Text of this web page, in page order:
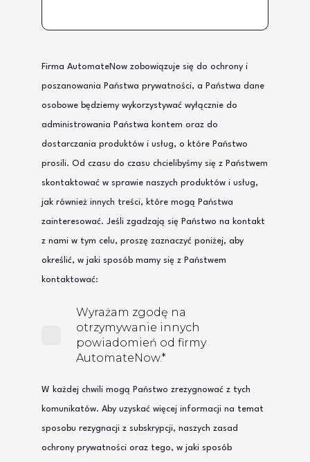
Firma AutomateNow zobowiązuje się do ochrony i
poszanowania Państwa prywatności, a Państwa dane
osobowe będziemy wykorzystywać wyłącznie do
administrowania Państwa kontem oraz do
dostarczania produktów i usług, o które Państwo
prosili. Od czasu do czasu chcielibyśmy się z Państwem
skontaktować w sprawie naszych produktów i usług,
jak również innych treści, które mogą Państwa
zainteresować. Jeśli zgadzają się Państwo na kontakt
z nami w tym celu, proszę zaznaczyć poniżej, aby
określić, w jaki sposób mamy się z Państwem
kontaktować:
Wyrażam zgodę na
otrzymywanie innych
powiadomień od firmy
AutomateNow.*
W każdej chwili mogą Państwo zrezygnować z tych
komunikatów. Aby uzyskać więcej informacji na temat
sposobu rezygnacji z subskrypcji, naszych zasad
ochrony prywatności oraz tego, w jaki sposób